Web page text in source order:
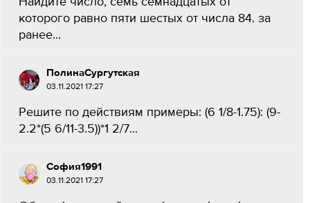
которого равно пяти шестых от числа 84. за
ранее...
ПолинаСургутская
03.11.2021 17:27
Решите по действиям примеры: (6 1/8-1.75): (9-
2.2*(5 6/11-3.5))*1 2/7...
София1991
03.11.2021 17:27